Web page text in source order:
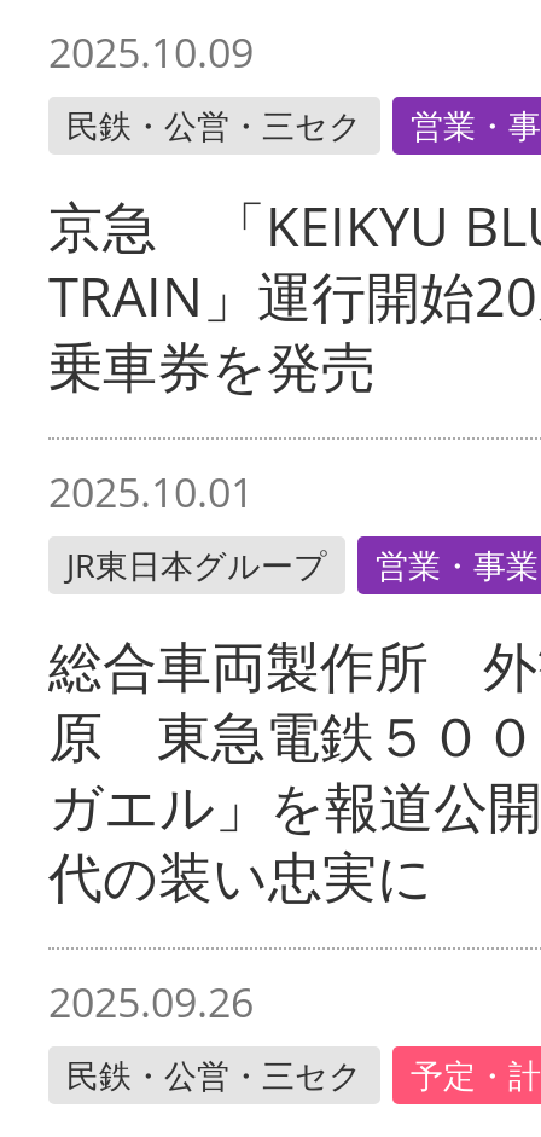
2025.10.09
民鉄・公営・三セク 営業・
京急 「KEIKYU
TRAIN」運行開始
乗車券を発売
2025.10.01
JR東日本グループ 営業・事
総合車両製作所
原 東急電鉄５０
ガエル」を報道公
代の装い忠実に
2025.09.26
民鉄・公営・三セク 予定・